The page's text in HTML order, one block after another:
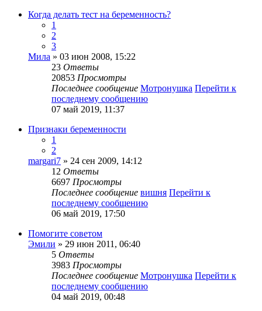
Когда делать тест на беременность?
1
2
3
Мила » 03 июн 2008, 15:22
23 Ответы
20853 Просмотры
Последнее сообщение Мотронушка Перейти к
последнему сообщению
07 май 2019, 11:37
Признаки беременности
1
2
margari7 » 24 сен 2009, 14:12
12 Ответы
6697 Просмотры
Последнее сообщение вишня Перейти к
последнему сообщению
06 май 2019, 17:50
Помогите советом
Эмили » 29 июн 2011, 06:40
5 Ответы
3983 Просмотры
Последнее сообщение Мотронушка Перейти к
последнему сообщению
04 май 2019, 00:48